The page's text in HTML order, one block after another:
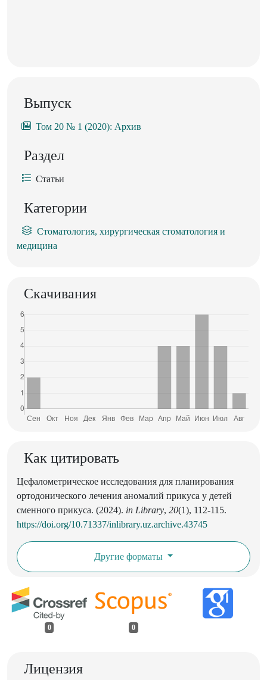
Выпуск
Том 20 № 1 (2020): Архив
Раздел
Статьи
Категории
Стоматология, хирургическая стоматология и
медицина
Скачивания
Как цитировать
Цефалометрическое исследования для планирования
ортодонического лечения аномалий прикуса у детей
сменного прикуса. (2024). in Library, 20(1), 112-115.
https://doi.org/10.71337/inlibrary.uz.archive.43745
Другие форматы
0 0
Лицензия